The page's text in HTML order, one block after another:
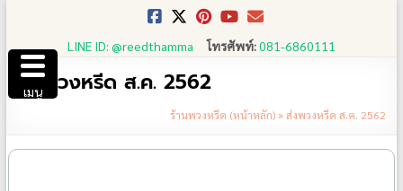
content
LINE ID: @reedthamma โทรศัพท์:081-6860111
ส่งพวงหรีด ส.ค. 2562
ร้านพวงหรีด (หน้าหลัก)»ส่งพวงหรีด ส.ค. 2562
เมนู